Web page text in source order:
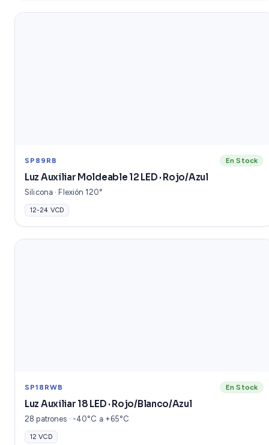
SP89RB En Stock
Luz Auxiliar Moldeable 12 LED · Rojo/Azul
Silicona · Flexión 120°
12-24 VCD
SP18RWB En Stock
Luz Auxiliar 18 LED · Rojo/Blanco/Azul
28 patrones · -40°C a +65°C
12 VCD